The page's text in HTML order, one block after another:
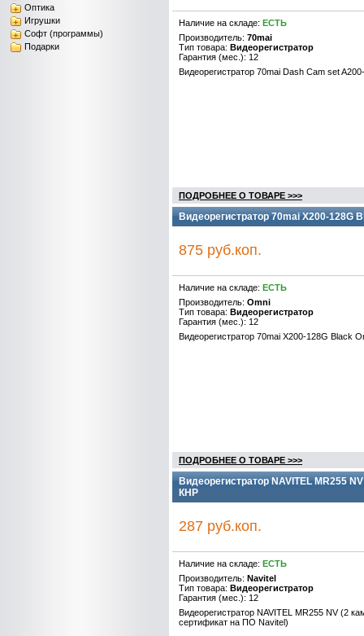
Оптика
Игрушки
Софт (программы)
Подарки
Наличие на складе: ЕСТЬ
Производитель: 70mai
Тип товара: Видеорегистратор
Гарантия (мес.): 12
Видеорегистратор 70mai Dash Cam set
ПОДРОБНЕЕ О ТОВАРЕ >>>
Видеорегистратор 70mai X200-128G
875 руб.коп.
Наличие на складе: ЕСТЬ
Производитель: Omni
Тип товара: Видеорегистратор
Гарантия (мес.): 12
Видеорегистратор 70mai X200-128G Black
ПОДРОБНЕЕ О ТОВАРЕ >>>
Видеорегистратор NAVITEL MR255
КНР
287 руб.коп.
Наличие на складе: ЕСТЬ
Производитель: Navitel
Тип товара: Видеорегистратор
Гарантия (мес.): 12
Видеорегистратор NAVITEL MR255 NV (2
сертификат на ПО Navitel)